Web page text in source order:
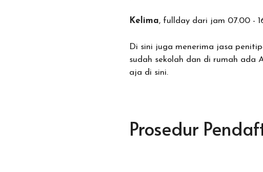
Kelima, fullday dari jam 07.00 -
Di sini juga menerima jasa
sudah sekolah dan di rumah ada
aja di sini.
Prosedur